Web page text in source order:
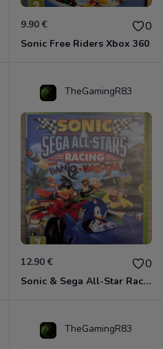
9.90 € 0
Sonic Free Riders Xbox 360
TheGamingR83
12.90 € 0
Sonic & Sega All-Star Racing avec Banjo-Kazooie Xbox 360
TheGamingR83